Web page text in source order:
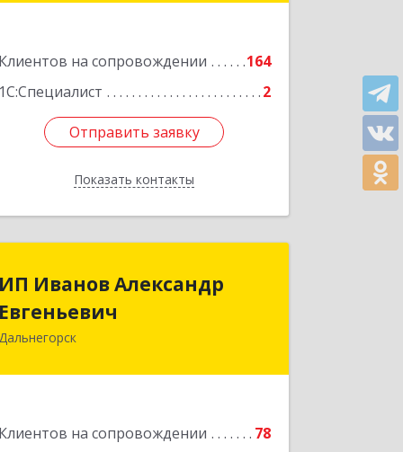
Клиентов на сопровождении
164
1С:Специалист
2
Отправить заявку
Показать контакты
Подробнее
Отправить заявку
Назад
ИП Иванов Александр
Евгеньевич
Дальнегорск
Клиентов на сопровождении
78
Евгеньевич
Подробнее